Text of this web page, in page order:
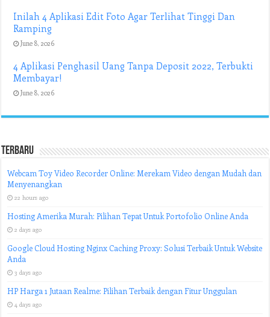
Inilah 4 Aplikasi Edit Foto Agar Terlihat Tinggi Dan
Ramping
June 8, 2026
4 Aplikasi Penghasil Uang Tanpa Deposit 2022, Terbukti
Membayar!
June 8, 2026
Terbaru
Webcam Toy Video Recorder Online: Merekam Video dengan Mudah dan
Menyenangkan
22 hours ago
Hosting Amerika Murah: Pilihan Tepat Untuk Portofolio Online Anda
2 days ago
Google Cloud Hosting Nginx Caching Proxy: Solusi Terbaik Untuk Website
Anda
3 days ago
HP Harga 1 Jutaan Realme: Pilihan Terbaik dengan Fitur Unggulan
4 days ago